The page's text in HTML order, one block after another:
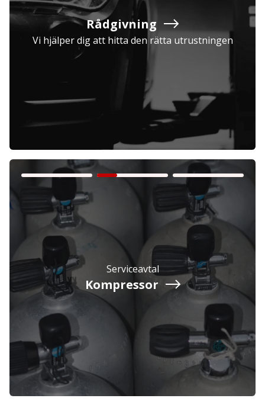
Företag Exkl. moms
Privatperson Inkl. moms
Rådgivning
Vi hjälper dig att hitta den rätta utrustningen
Serviceavtal
Kompressor